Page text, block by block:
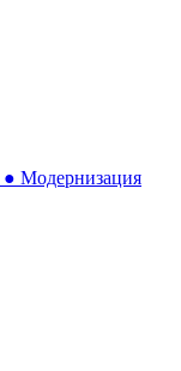
● Модернизация